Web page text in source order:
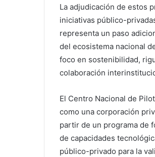
La adjudicación de estos
iniciativas público-
representa un paso
del ecosistema nacional
foco en sostenibilidad,
colaboración
El Centro Nacional de
como una corporación
partir de un programa de
de capacidades
público-privado para la